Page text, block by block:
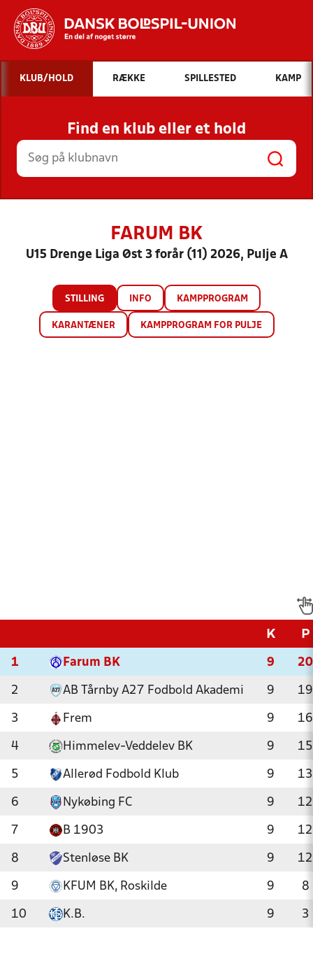
Hvad vil du søge efter?
INDHOLD OG NYHEDER
STILLINGER, RESULTATER, KLUBBER OG
HOLD
KLUB/HOLD RÆKKE SPILLESTED KAMP
Find en klub eller et hold
FARUM BK
U15 Drenge Liga Øst 3 forår (11) 2026, Pulje A
STILLING INFO KAMPPROGRAM
KARANTÆNER KAMPPROGRAM FOR PULJE
K P
1 Farum BK 9 20
2 AB Tårnby A27 Fodbold Akademi 9 19
3 Frem 9 16
4 Himmelev-Veddelev BK 9 15
5 Allerød Fodbold Klub 9 13
6 Nykøbing FC 9 12
7 B 1903 9 12
8 Stenløse BK 9 12
9 KFUM BK, Roskilde 9 8
10 K.B. 9 3